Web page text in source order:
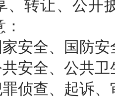
、转让、公开
安全、国防
安全、公共
侦查、起诉